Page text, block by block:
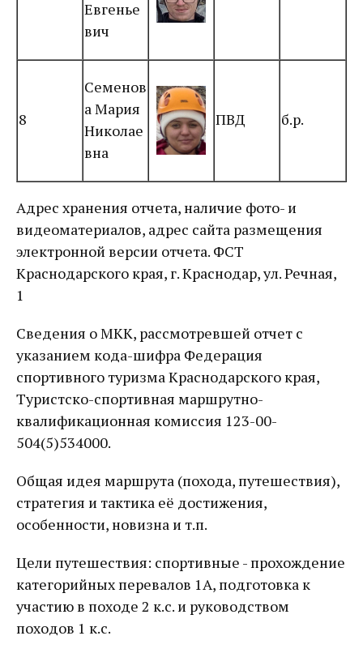
Евгенье
вич
8
Семенов
а Мария
Николае
вна
ПВД б.р.
Адрес хранения отчета, наличие фото- и
видеоматериалов, адрес сайта размещения
электронной версии отчета. ФСТ
Краснодарского края, г. Краснодар, ул. Речная,
1
Сведения о МКК, рассмотревшей отчет с
указанием кода-шифра Федерация
спортивного туризма Краснодарского края,
Туристско-спортивная маршрутно-
квалификационная комиссия 123-00-
504(5)534000.
Общая идея маршрута (похода, путешествия),
стратегия и тактика её достижения,
особенности, новизна и т.п.
Цели путешествия: спортивные - прохождение
категорийных перевалов 1А, подготовка к
участию в походе 2 к.с. и руководством
походов 1 к.с.